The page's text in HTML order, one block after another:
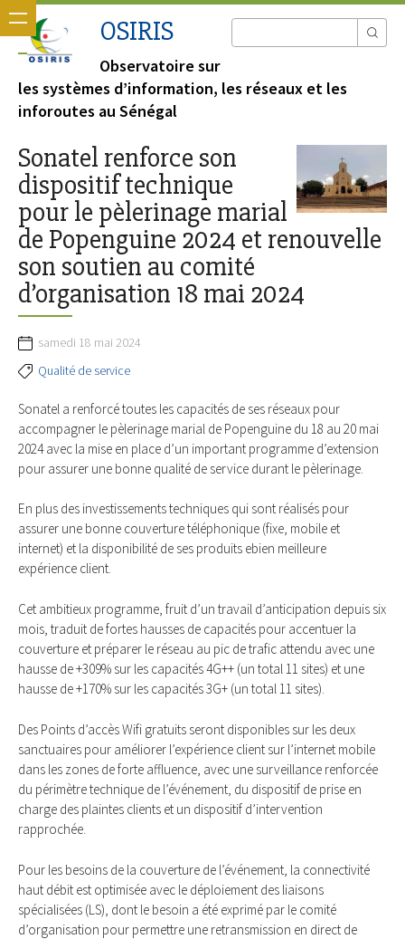
OSIRIS
Observatoire sur
les systèmes d’information, les réseaux et les
inforoutes au Sénégal
Sonatel renforce son
dispositif technique
pour le pèlerinage marial
de Popenguine 2024 et renouvelle
son soutien au comité
d’organisation 18 mai 2024
samedi 18 mai 2024
Qualité de service
Sonatel a renforcé toutes les capacités de ses réseaux pour
accompagner le pèlerinage marial de Popenguine du 18 au 20 mai
2024 avec la mise en place d’un important programme d’extension
pour assurer une bonne qualité de service durant le pèlerinage.
En plus des investissements techniques qui sont réalisés pour
assurer une bonne couverture téléphonique (fixe, mobile et
internet) et la disponibilité de ses produits ebien meilleure
expérience client.
Cet ambitieux programme, fruit d’un travail d’anticipation depuis six
mois, traduit de fortes hausses de capacités pour accentuer la
couverture et préparer le réseau au pic de trafic attendu avec une
hausse de +309% sur les capacités 4G++ (un total 11 sites) et une
hausse de +170% sur les capacités 3G+ (un total 11 sites).
Des Points d’accès Wifi gratuits seront disponibles sur les deux
sanctuaires pour améliorer l’expérience client sur l’internet mobile
dans les zones de forte affluence, avec une surveillance renforcée
du périmètre technique de l’événement, du dispositif de prise en
charge des plaintes clients et un dispositif d’intervention
rapprochée.
Pour les besoins de la couverture de l’événement, la connectivité
haut débit est optimisée avec le déploiement des liaisons
spécialisées (LS), dont le besoin a été exprimé par le comité
d’organisation pour permettre une retransmission en direct de